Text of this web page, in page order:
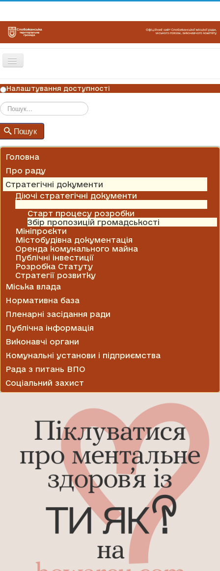
Перемикач
ГОЛОВНА
НОВИНИ
ОГОЛОШЕННЯ
ГРАФІКИ ПРИЙОМУ
Налаштування доступності
Пошук
Головна
Про раду
Стратегічні документи
Діючі стратегічні документи
Старт процесу розробки
Збір пропозицій громадськості
Мініпроєкти
Містобудівна документація
Оренда комунального майна
Публічні інвестиції
Розробка Статуту
Стратегії розвитку
Міська влада
Нормативна база
Пленарні засідання ради
Публічна інформація
Виконавчі органи
Комунальні установи і підприємства
Рада з питань ВПО
Соціальний захист